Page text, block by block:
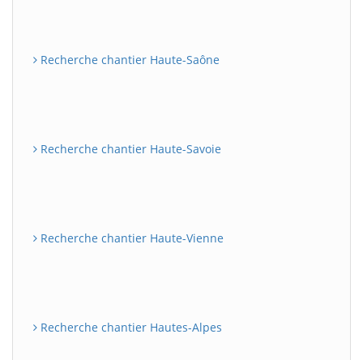
Recherche chantier Haute-Saône
Recherche chantier Haute-Savoie
Recherche chantier Haute-Vienne
Recherche chantier Hautes-Alpes